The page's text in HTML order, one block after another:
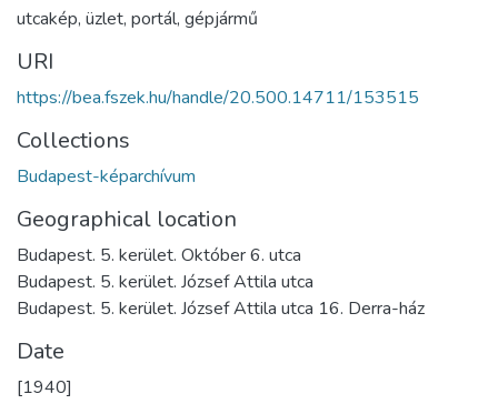
utcakép, üzlet, portál, gépjármű
URI
https://bea.fszek.hu/handle/20.500.14711/153515
Collections
Budapest-képarchívum
Geographical location
Budapest. 5. kerület. Október 6. utca
Budapest. 5. kerület. József Attila utca
Budapest. 5. kerület. József Attila utca 16. Derra-ház
Date
[1940]